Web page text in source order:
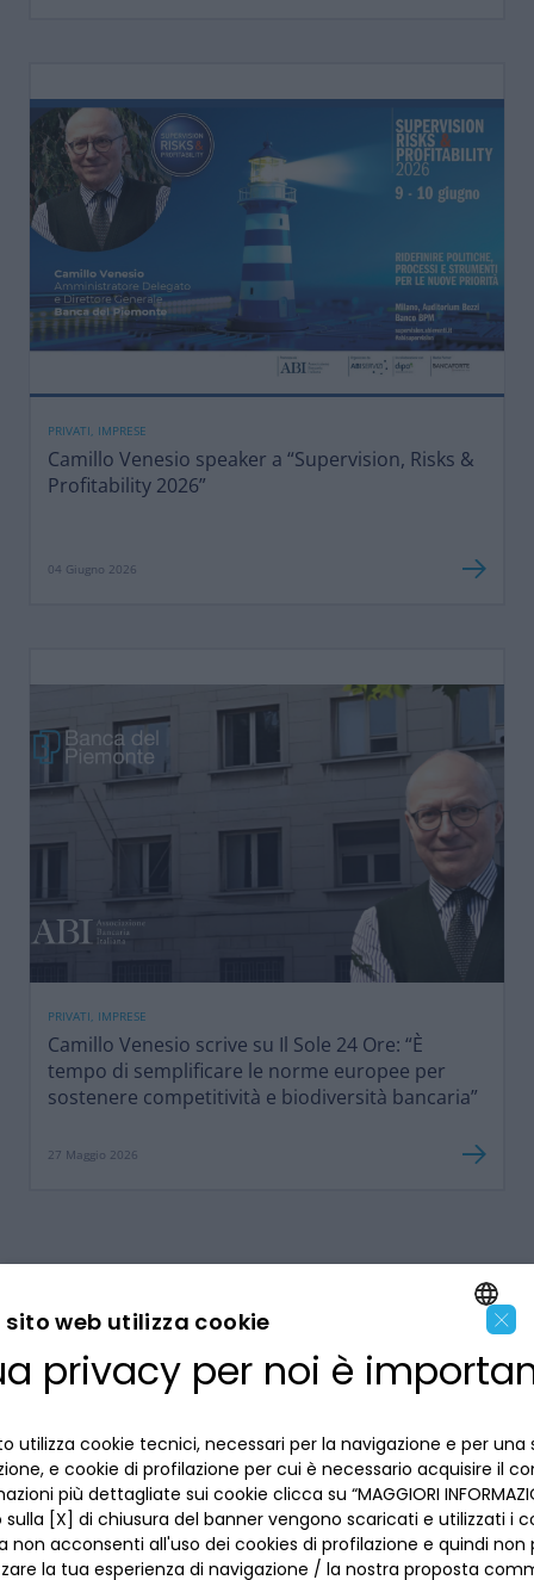
PRIVATI, IMPRESE
Camillo Venesio speaker a “Supervision, Risks &
Profitability 2026”
04 Giugno 2026
PRIVATI, IMPRESE
Camillo Venesio scrive su Il Sole 24 Ore: “È
tempo di semplificare le norme europee per
sostenere competitività e biodiversità bancaria”
27 Maggio 2026
LA BANCA
Dove siamo
INFORMAZIONI PER IL CLIENTE
Privacy
La tua scelta sui cookies
ACCESSIBILITÀ E APP
ENGLISH
×
sito web utilizza cookie
privacy per noi è
utilizza cookie tecnici, necessari per la navigazione e per una
e cookie di profilazione per cui è necessario acquisire il
più dettagliate sui cookie clicca su “MAGGIORI
[X] di chiusura del banner vengono scaricati e utilizzati i
non acconsenti all'uso dei cookies di profilazione e quindi non
la tua esperienza di navigazione / la nostra proposta